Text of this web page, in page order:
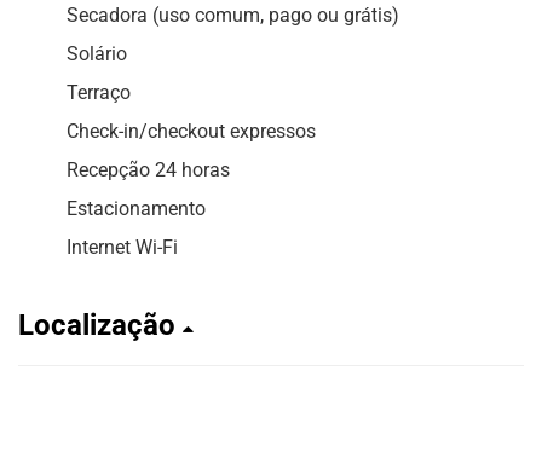
Secadora (uso comum, pago ou grátis)
Solário
Terraço
Check-in/checkout expressos
Recepção 24 horas
Estacionamento
Internet Wi-Fi
Localização